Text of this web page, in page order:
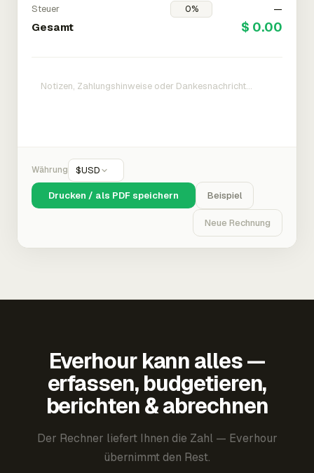
Steuer
—
Gesamt $ 0.00
Währung $USD
Drucken / als PDF speichern Beispiel
Neue Rechnung
Everhour kann alles —
erfassen, budgetieren,
berichten & abrechnen
Der Rechner liefert Ihnen die Zahl — Everhour
übernimmt den Rest.